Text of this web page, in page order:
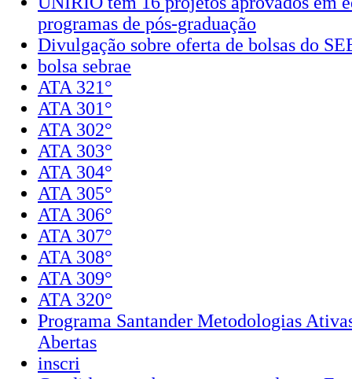
programas de pós-graduação
Divulgação sobre oferta de bolsas do
bolsa sebrae
ATA 321°
ATA 301°
ATA 302°
ATA 303°
ATA 304°
ATA 305°
ATA 306°
ATA 307°
ATA 308°
ATA 309°
ATA 320°
Programa Santander Metodologias
Abertas
inscri